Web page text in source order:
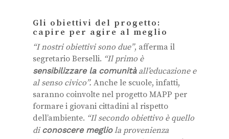
Gli obiettivi del progetto:
capire per agire al meglio
“I nostri obiettivi sono due”, afferma il
segretario Berselli. “Il primo è
sensibilizzare la comunitàall’educazione e
al senso civico”. Anche le scuole, infatti,
saranno coinvolte nel progetto MAPP per
formare i giovani cittadini al rispetto
dell’ambiente. “Il secondo obiettivo è quello
di conoscere megliola provenienza